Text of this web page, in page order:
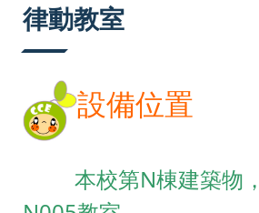
律動教室
設備位置
本校第N棟建築物